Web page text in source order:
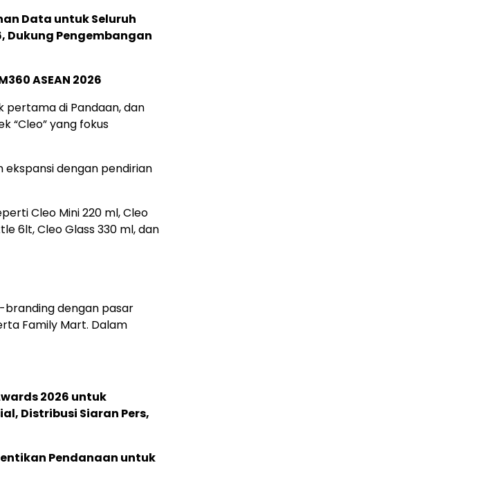
Data untuk Seluruh
Dukung Pengembangan
ASEAN 2026
pertama di Pandaan, dan
“Cleo” yang fokus
dengan pendirian
Cleo Mini 220 ml, Cleo
6lt, Cleo Glass 330 ml, dan
branding dengan pasar
Family Mart. Dalam
2026 untuk
Distribusi Siaran Pers,
Pendanaan untuk